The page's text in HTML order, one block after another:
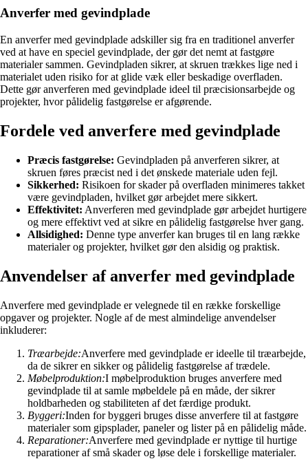
Anverfer med gevindplade
En anverfer med gevindplade adskiller sig fra en traditionel anverfer
ved at have en speciel gevindplade, der gør det nemt at fastgøre
materialer sammen. Gevindpladen sikrer, at skruen trækkes lige ned i
materialet uden risiko for at glide væk eller beskadige overfladen.
Dette gør anverferen med gevindplade ideel til præcisionsarbejde og
projekter, hvor pålidelig fastgørelse er afgørende.
Fordele ved anverfere med gevindplade
Præcis fastgørelse: Gevindpladen på anverferen sikrer, at
skruen føres præcist ned i det ønskede materiale uden fejl.
Sikkerhed: Risikoen for skader på overfladen minimeres takket
være gevindpladen, hvilket gør arbejdet mere sikkert.
Effektivitet: Anverferen med gevindplade gør arbejdet hurtigere
og mere effektivt ved at sikre en pålidelig fastgørelse hver gang.
Allsidighed: Denne type anverfer kan bruges til en lang række
materialer og projekter, hvilket gør den alsidig og praktisk.
Anvendelser af anverfer med gevindplade
Anverfere med gevindplade er velegnede til en række forskellige
opgaver og projekter. Nogle af de mest almindelige anvendelser
inkluderer:
Træarbejde:Anverfere med gevindplade er ideelle til træarbejde,
da de sikrer en sikker og pålidelig fastgørelse af trædele.
Møbelproduktion:I møbelproduktion bruges anverfere med
gevindplade til at samle møbeldele på en måde, der sikrer
holdbarheden og stabiliteten af det færdige produkt.
Byggeri:Inden for byggeri bruges disse anverfere til at fastgøre
materialer som gipsplader, paneler og lister på en pålidelig måde.
Reparationer:Anverfere med gevindplade er nyttige til hurtige
reparationer af små skader og løse dele i forskellige materialer.